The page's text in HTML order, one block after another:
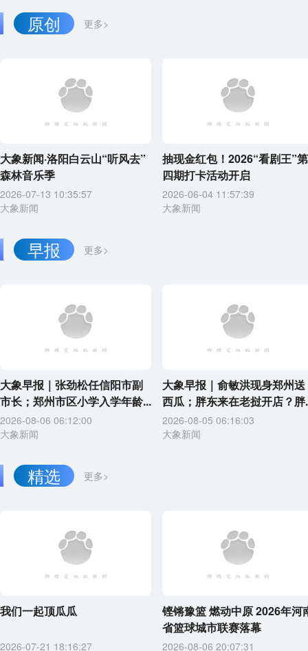
更多>
原创
大象新闻·洛阳白云山“听风去”
森林音乐季
2026-07-13 10:35:57
大象新闻
抽现金红包！2026“看剧王”第
四期打卡活动开启
2026-06-04 11:57:39
大象新闻
更多>
早报
大象早报｜张劲松任信阳市副
市长；郑州市区小学入学年龄...
2026-08-06 06:12:00
大象新闻
大象早报｜俞敏洪现身郑州送
西瓜；胖东来在老挝开店？胖
2026-08-05 06:16:03
大象新闻
更多>
精选
我们一起顶瓜瓜
2026-07-21 18:16:27
铿锵豫篮 燃动中原 2026年河
省篮球城市联赛落幕
2026-08-06 20:07:31